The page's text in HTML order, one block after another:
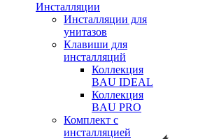
Инсталляции
Инсталляции для
унитазов
Клавиши для
инсталляций
Коллекция
BAU IDEAL
Коллекция
BAU PRO
Комплект с
инсталляцией